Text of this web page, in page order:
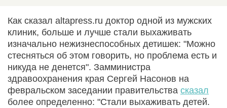
Как сказал altapress.ru доктор одной из мужских
клиник, больше и лучше стали выхаживать
изначально нежизнеспособных детишек: "Можно
стесняться об этом говорить, но проблема есть и
никуда не денется". Замминистра
здравоохранения края Сергей Насонов на
февральском заседании правительства сказал
более определенно: "Стали выхаживать детей.